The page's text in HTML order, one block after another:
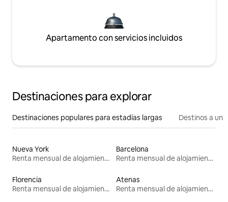
Apartamento con servicios incluidos
Destinaciones para explorar
Destinaciones populares para estadías largas Destinos a un
Nueva York
Renta mensual de alojamientos
Barcelona
Renta mensual de alojamientos
Florencia
Renta mensual de alojamientos
Atenas
Renta mensual de alojamientos